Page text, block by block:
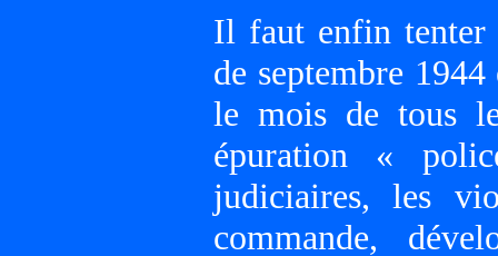
Il faut enfin tenter
de septembre
le mois de tous
épuration «
judiciaires, les
commande,